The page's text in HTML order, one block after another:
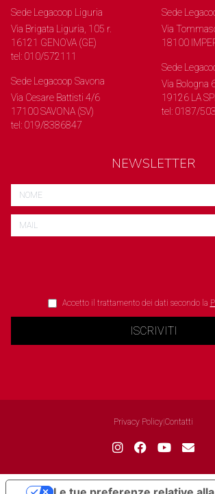
Sede Legacoop Liguria
Via Brigata Liguria, 105 r.
16121 GENOVA (GE)
tel: 010/572111
Sede Legacoop Savona
Via Cesare Battisti 4/6
17100 SAVONA (SV)
tel: 019/8386847
Sede
Via
18100
Sede
Via Bologna
19126 LA
tel: 0187/
NEWSLETTER
Accetto il trattamento dei dati secondo la
ISCRIVITI
Privacy Policy Contatti